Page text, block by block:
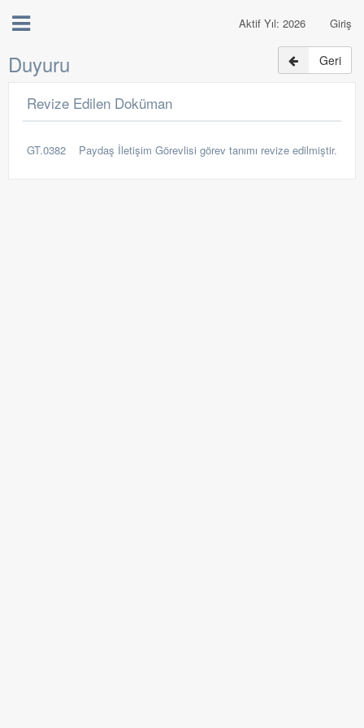
Giriş
Aktif Yıl: 2026
Duyuru Geri
Revize Edilen Doküman
GT.0382 Paydaş İletişim Görevlisi görev tanımı revize edilmiştir.